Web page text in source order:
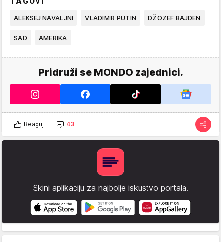
ALEKSEJ NAVALJNI VLADIMIR PUTIN DŽOZEF BAJDEN
SAD AMERIKA
Pridruži se MONDO zajednici.
Reaguj 43
Skini aplikaciju za najbolje iskustvo portala.